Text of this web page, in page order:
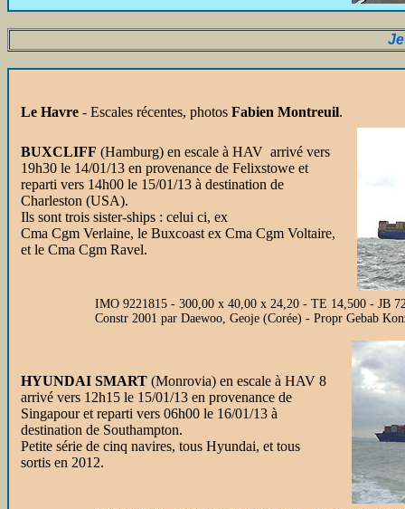
Le Havre - Escales récentes, photos Fabien Montreuil.
BUXCLIFF (Hamburg) en escale à HAV arrivé vers
19h30 le 14/01/13 en provenance de Felixstowe et
reparti vers 14h00 le 15/01/13 à destination de
Charleston (USA).
Ils sont trois sister-ships : celui ci, ex
Cma Cgm Verlaine, le Buxcoast ex Cma Cgm Voltaire,
et le Cma Cgm Ravel.
IMO 9221815 - 300,00 x 40,00 x 24,20 - TE 14,500 - JB
Constr 2001 par Daewoo, Geoje (Corée) - Propr Gebab
HYUNDAI SMART (Monrovia) en escale à HAV 8
arrivé vers 12h15 le 15/01/13 en provenance de
Singapour et reparti vers 06h00 le 16/01/13 à
destination de Southampton.
Petite série de cinq navires, tous Hyundai, et tous
sortis en 2012.